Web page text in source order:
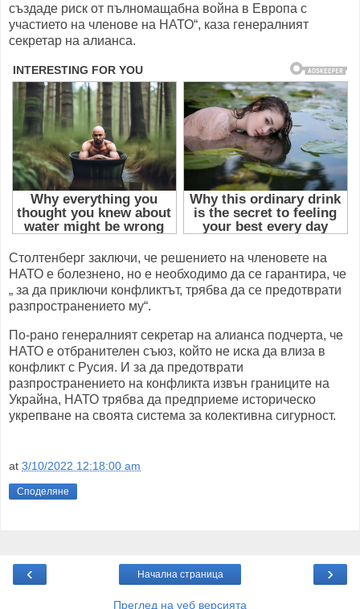
създаде риск от пълномащабна война в Европа с
участието на членове на НАТО“, каза генералният
секретар на алианса.
Столтенберг заключи, че решението на членовете на
НАТО е болезнено, но е необходимо да се гарантира, че
„ за да приключи конфликтът, трябва да се предотврати
разпространението му“.
По-рано генералният секретар на алианса подчерта, че
НАТО е отбранителен съюз, който не иска да влиза в
конфликт с Русия. И за да предотврати
разпространението на конфликта извън границите на
Украйна, НАТО трябва да предприеме историческо
укрепване на своята система за колективна сигурност.
at 3/10/2022 12:18:00 am
Споделяне
‹ ›
Начална страница
Преглед на уеб версията